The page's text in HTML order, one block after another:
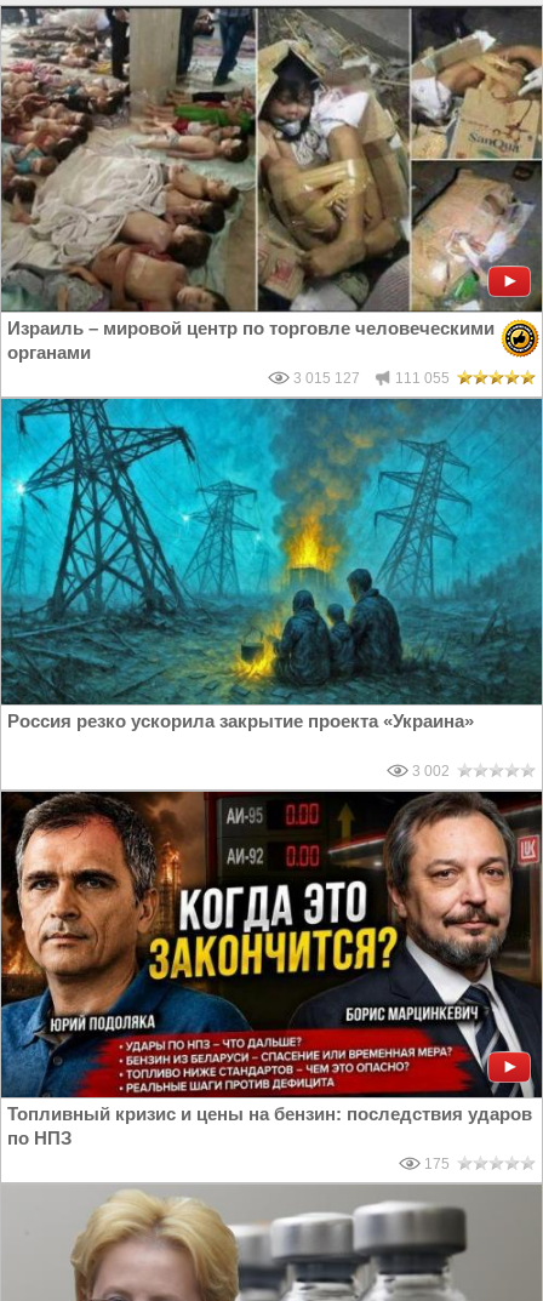
Израиль – мировой центр по торговле человеческими
органами
3 015 127 111 055
Россия резко ускорила закрытие проекта «Украина»
3 002
Топливный кризис и цены на бензин: последствия ударов
по НПЗ
175